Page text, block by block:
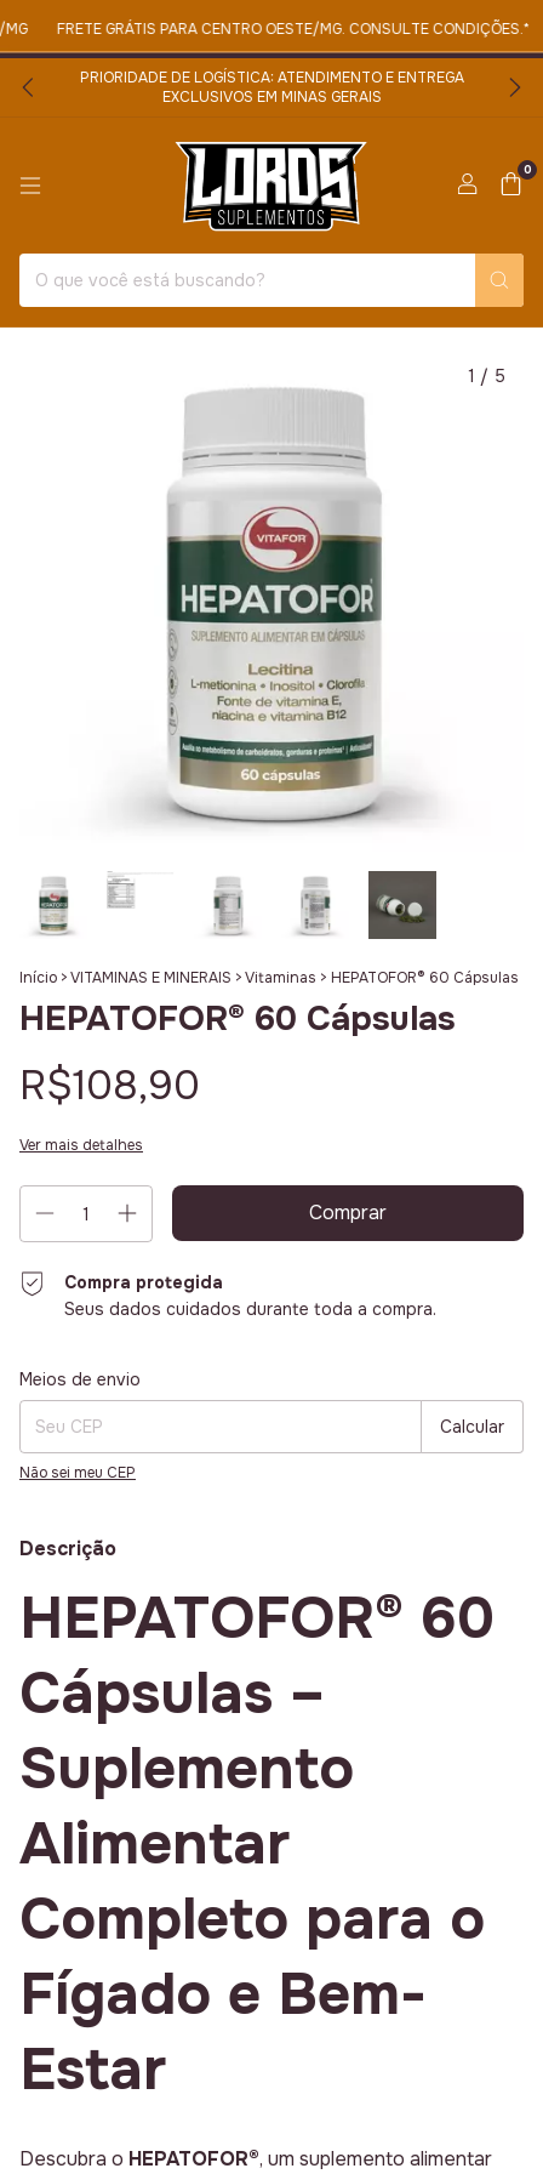
FRETE GRÁTIS PARA CENTRO OESTE/MG. CONSULTE CONDIÇÕES.*
PRIORIDADE DE LOGÍSTICA: ATENDIMENTO E ENTREGA
EXCLUSIVOS EM MINAS GERAIS
0
1 / 5
Início >VITAMINAS E MINERAIS >Vitaminas > HEPATOFOR® 60 Cápsulas
HEPATOFOR® 60 Cápsulas
R$108,90
Ver mais detalhes
Compra protegida
Seus dados cuidados durante toda a compra.
Entregas para o CEP:
Meios de envio
Calcular
Não sei meu CEP
Descrição
HEPATOFOR® 60
Cápsulas –
Suplemento
Alimentar
Completo para o
Fígado e Bem-
Estar
Descubra o HEPATOFOR®, um suplemento alimentar